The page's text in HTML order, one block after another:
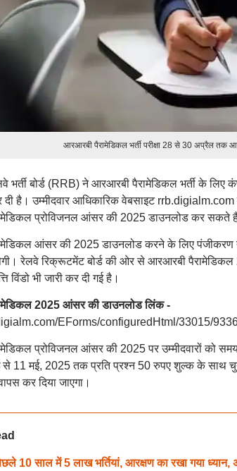
आरआरबी पैरामेडिकल भर्ती परीक्षा 28 से 30 अप्रैल तक
भर्ती बोर्ड (RRB) ने आरआरबी पैरामेडिकल भर्ती के लिए
दी है। उम्मीदवार आधिकारिक वेबसाइट
प्रोविजनल आंसर की 2025 डाउनलोड कर सकते
आंसर की 2025 डाउनलोड करने के लिए पंजीकरण
रेलवे रिक्रूटमेंट बोर्ड की ओर से आरआरबी पैरामेडिकल
विंडो भी जारी कर दी गई है।
2025 आंसर की डाउनलोड लिंक -
EForms/configuredHtml/33015/
प्रोविजनल आंसर की 2025 पर उम्मीदवारों को समय-
11 मई, 2025 तक प्रति प्रश्न 50 रुपए शुल्क के साथ
कर दिया जाएगा।
10 साल में 5 लाख भर्तियां, आरक्षण का रखा गया ध्यान,